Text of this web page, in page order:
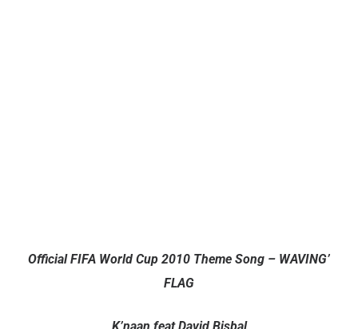
Official FIFA World Cup 2010 Theme Song – WAVING’
FLAG